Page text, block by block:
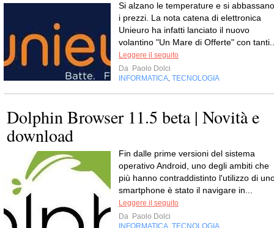
Si alzano le temperature e si abbassano
i prezzi. La nota catena di elettronica
Unieuro ha infatti lanciato il nuovo
volantino "Un Mare di Offerte" con
Leggere il seguito
Da Paolo Dolci
INFORMATICA, TECNOLOGIA
Dolphin Browser 11.5 beta | Novità e
download
Fin dalle prime versioni del sistema
operativo Android, uno degli ambiti che
più hanno contraddistinto l'utilizzo di
smartphone è stato il navigare in...
Leggere il seguito
Da Paolo Dolci
,